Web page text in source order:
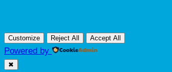
Customize Reject All Accept All
Powered by
✖